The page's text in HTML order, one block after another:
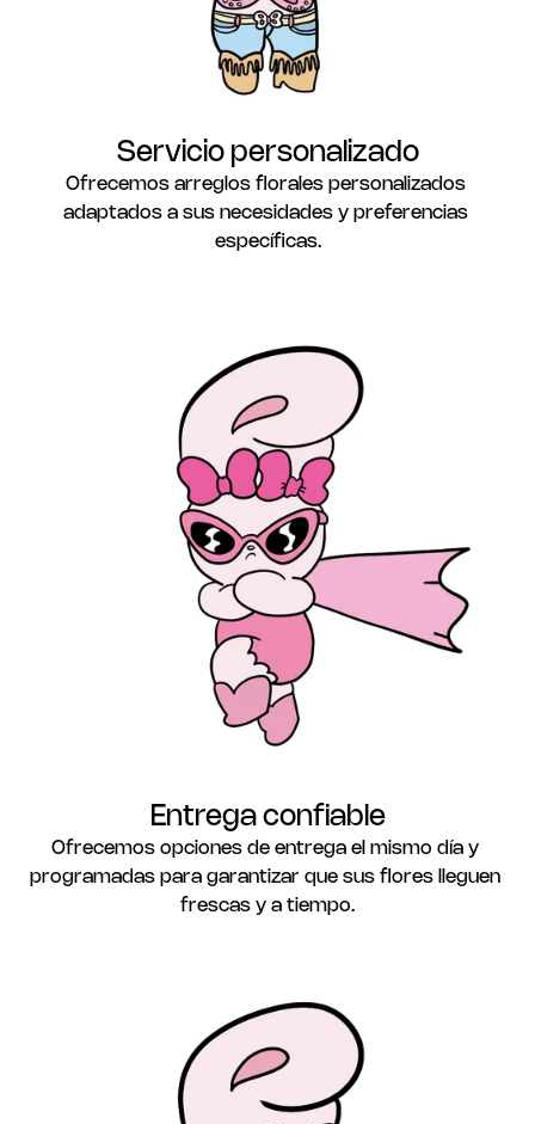
Servicio personalizado
Ofrecemos arreglos florales personalizados
adaptados a sus necesidades y preferencias
específicas.
Entrega confiable
Ofrecemos opciones de entrega el mismo día y
programadas para garantizar que sus flores lleguen
frescas y a tiempo.